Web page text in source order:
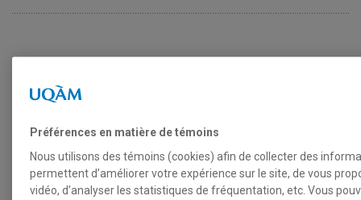
Professeur
Chatigny,
Céline
chatigny.celine@uqam.ca
Préférences en matière de témoins
Nous utilisons des témoins (cookies) afin de collecter des
permettent d’améliorer votre expérience sur le site, de vous
vidéo, d’analyser les statistiques de fréquentation, etc. Vous